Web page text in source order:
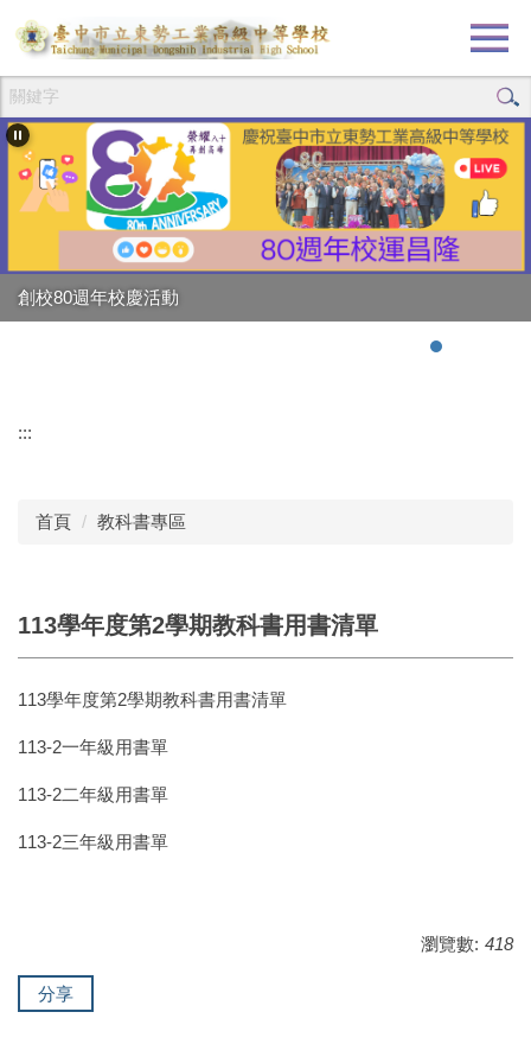
跳
到
要
內
容
區
創校80週年校慶活動
強棒出擊!!!狂賀校長
:::
首頁 教科書專區
113學年度第2學期教科書用書清單
113學年度第2學期教科書用書清單
113-2一年級用書單
113-2二年級用書單
113-2三年級用書單
瀏覽數: 418
分享